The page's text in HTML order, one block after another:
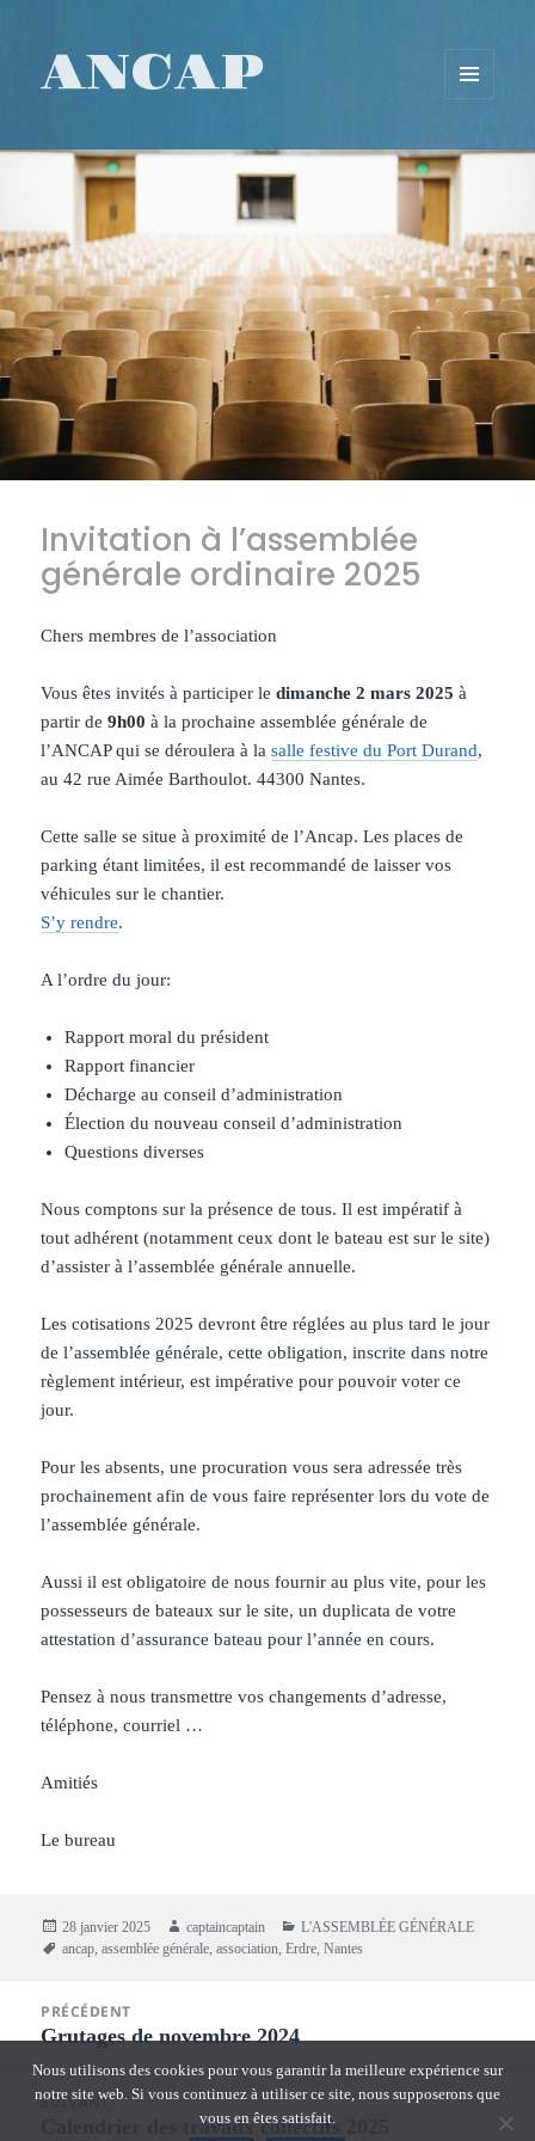
ANCAP
WIDGETS
Invitation à l’assemblée
générale ordinaire 2025
Chers membres de l’association
Vous êtes invités à participer ledimanche 2 mars 2025 à
partir de9h00 à la prochaine assemblée générale de
l’ANCAP qui se déroulera à lasalle festive du Port Durand,
au 42 rue Aimée Barthoulot. 44300 Nantes.
Cette salle se situe à proximité de l’Ancap. Les places de
parking étant limitées, il est recommandé de laisser vos
véhicules sur le chantier.
S’y rendre.
A l’ordre du jour:
Rapport moral du président
Rapport financier
Décharge au conseil d’administration
Élection du nouveau conseil d’administration
Questions diverses
Nous comptons sur la présence de tous. Il est impératif à
tout adhérent (notamment ceux dont le bateau est sur le site)
d’assister à l’assemblée générale annuelle.
Les cotisations 2025 devront être réglées au plus tard le jour
de l’assemblée générale, cette obligation, inscrite dans notre
règlement intérieur, est impérative pour pouvoir voter ce
jour.
Pour les absents, une procuration vous sera adressée très
prochainement afin de vous faire représenter lors du vote de
l’assemblée générale.
Aussi il est obligatoire de nous fournir au plus vite, pour les
possesseurs de bateaux sur le site, un duplicata de votre
attestation d’assurance bateau pour l’année en cours.
Pensez à nous transmettre vos changements d’adresse,
téléphone, courriel …
Amitiés
Le bureau
Publié
le
28 janvier 2025 Auteur
captaincaptain Catégories
L'ASSEMBLÉE GÉNÉRALE
Mots-
ancap ,assemblée générale ,association ,Erdre ,Nantes
PRÉCÉDENT
Article
précédent :
Grutages de novembre 2024
SUIVANT
Calendrier des travaux collectifs 2025
Nous utilisons des cookies pour vous garantir la meilleure expérience sur
notre site web. Si vous continuez à utiliser ce site, nous supposerons que
vous en êtes satisfait.